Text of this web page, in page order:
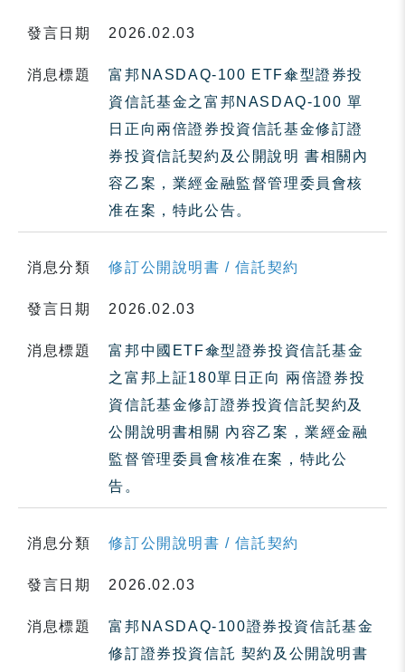
發言日期 2026.02.03
消息標題
富邦NASDAQ-100 ETF傘型證券投
資信託基金之富邦NASDAQ-100 單
日正向兩倍證券投資信託基金修訂證
券投資信託契約及公開說明 書相關內
容乙案，業經金融監督管理委員會核
准在案，特此公告。
消息分類 修訂公開說明書 / 信託契約
發言日期 2026.02.03
消息標題
富邦中國ETF傘型證券投資信託基金
之富邦上証180單日正向 兩倍證券投
資信託基金修訂證券投資信託契約及
公開說明書相關 內容乙案，業經金融
監督管理委員會核准在案，特此公
告。
消息分類 修訂公開說明書 / 信託契約
發言日期 2026.02.03
消息標題
富邦NASDAQ-100證券投資信託基金
修訂證券投資信託 契約及公開說明書